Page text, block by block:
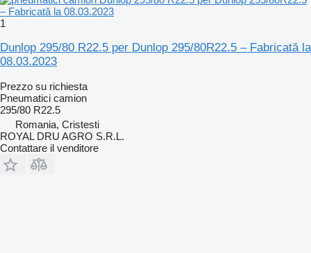
1
Dunlop 295/80 R22.5 per Dunlop 295/80R22.5 – Fabricată la
08.03.2023
Prezzo su richiesta
Pneumatici camion
295/80 R22.5
Romania, Cristesti
ROYAL DRU AGRO S.R.L.
Contattare il venditore